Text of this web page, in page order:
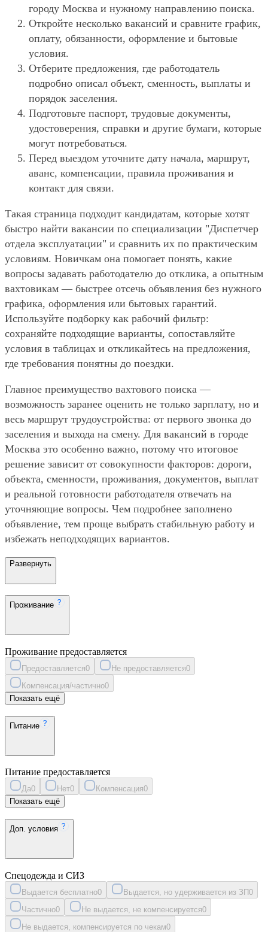
городу Москва и нужному направлению поиска.
Откройте несколько вакансий и сравните график,
оплату, обязанности, оформление и бытовые
условия.
Отберите предложения, где работодатель
подробно описал объект, сменность, выплаты и
порядок заселения.
Подготовьте паспорт, трудовые документы,
удостоверения, справки и другие бумаги, которые
могут потребоваться.
Перед выездом уточните дату начала, маршрут,
аванс, компенсации, правила проживания и
контакт для связи.
Такая страница подходит кандидатам, которые хотят
быстро найти вакансии по специализации "Диспетчер
отдела эксплуатации" и сравнить их по практическим
условиям. Новичкам она помогает понять, какие
вопросы задавать работодателю до отклика, а опытным
вахтовикам — быстрее отсечь объявления без нужного
графика, оформления или бытовых гарантий.
Используйте подборку как рабочий фильтр:
сохраняйте подходящие варианты, сопоставляйте
условия в таблицах и откликайтесь на предложения,
где требования понятны до поездки.
Главное преимущество вахтового поиска —
возможность заранее оценить не только зарплату, но и
весь маршрут трудоустройства: от первого звонка до
заселения и выхода на смену. Для вакансий в городе
Москва это особенно важно, потому что итоговое
решение зависит от совокупности факторов: дороги,
объекта, сменности, проживания, документов, выплат
и реальной готовности работодателя отвечать на
уточняющие вопросы. Чем подробнее заполнено
объявление, тем проще выбрать стабильную работу и
избежать неподходящих вариантов.
Развернуть
Проживание
Проживание предоставляется
Предоставляется0 Не предоставляется0
Компенсация/частично0
Показать ещё
Питание
Питание предоставляется
Да0 Нет0 Компенсация0
Показать ещё
Доп. условия
Спецодежда и СИЗ
Выдается бесплатно0 Выдается, но удерживается из ЗП0
Частично0 Не выдается, не компенсируется0
Не выдается, компенсируется по чекам0